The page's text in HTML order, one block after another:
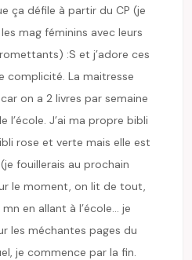
ça défile à partir du CP (je
mag féminins avec leurs
:S et j’adore ces
complicité. La maitresse
on a 2 livres par semaine
l’école. J’ai ma propre bibli
rose et verte mais elle est
fouillerais au prochain
le moment, on lit de tout,
en allant à l’école… je
les méchantes pages du
je commence par la fin.